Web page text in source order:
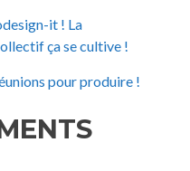
it ! La
ça se cultive !
pour produire !